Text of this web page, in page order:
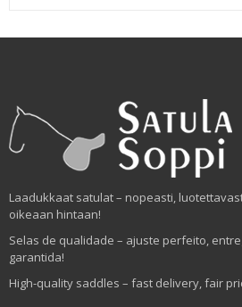
Laadukkaat satulat – nopeasti,
oikeaan hintaan!
Selas de qualidade – ajuste perfeito,
garantida!
High-quality saddles – fast delivery, fair